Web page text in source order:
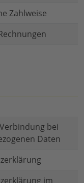
Zahlweise
bei
Daten
im